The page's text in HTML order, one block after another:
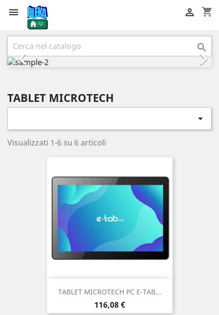
 shopping_cart



Precedente

TABLET MICROTECH

Visualizzati 1-6 su 6 articoli
TABLET MICROTECH PC E-TAB...
Prezzo
116,08 €